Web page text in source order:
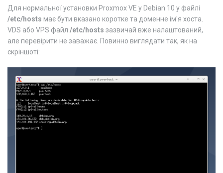
Для нормальної установки Proxmox VE у Debian 10 у файлі
/etc/hosts має бути вказано коротке та доменне ім'я хоста.
VDS або VPS файл /etc/hosts зазвичай вже налаштований,
але перевірити не заважає. Повинно виглядати так, як на
скріншоті: